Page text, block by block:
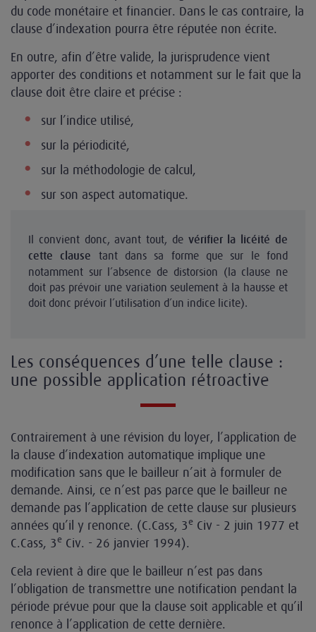
du code monétaire et financier. Dans le cas contraire, la
clause d’indexation pourra être réputée non écrite.
En outre, afin d’être valide, la jurisprudence vient
apporter des conditions et notamment sur le fait que la
clause doit être claire et précise :
sur l’indice utilisé,
sur la périodicité,
sur la méthodologie de calcul,
sur son aspect automatique.
Il convient donc, avant tout, de vérifier la licéité de
cette clause tant dans sa forme que sur le fond
notamment sur l’absence de distorsion (la clause ne
doit pas prévoir une variation seulement à la hausse et
doit donc prévoir l’utilisation d’un indice licite).
Les conséquences d’une telle clause :
une possible application rétroactive
Contrairement à une révision du loyer, l’application de
la clause d’indexation automatique implique une
modification sans que le bailleur n’ait à formuler de
demande. Ainsi, ce n’est pas parce que le bailleur ne
demande pas l’application de cette clause sur plusieurs
années qu’il y renonce. (C.Cass, 3e Civ - 2 juin 1977 et
C.Cass, 3e Civ. - 26 janvier 1994).
Cela revient à dire que le bailleur n’est pas dans
l’obligation de transmettre une notification pendant la
période prévue pour que la clause soit applicable et qu’il
renonce à l’application de cette dernière.